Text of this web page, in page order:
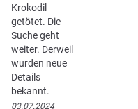
Krokodil
getötet. Die
Suche geht
weiter. Derweil
wurden neue
Details
bekannt.
03.07.2024